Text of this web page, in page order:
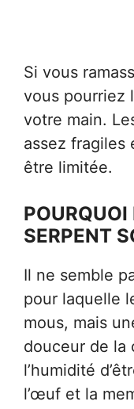
Si vous
vous pourriez
votre main.
assez
être limitée.
SERPENT
Il ne semble
pour laquelle
mous, mais
douceur de la
l’humidité
l’œuf et la